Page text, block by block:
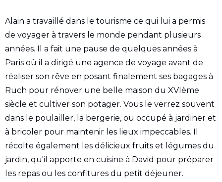
Alain a travaillé dans le tourisme ce qui lui a permis
de voyager à travers le monde pendant plusieurs
années. Il a fait une pause de quelques années à
Paris où il a dirigé une agence de voyage avant de
réaliser son rêve en posant finalement ses bagages à
Ruch pour rénover une belle maison du XVIème
siècle et cultiver son potager. Vous le verrez souvent
dans le poulailler, la bergerie, ou occupé à jardiner et
à bricoler pour maintenir les lieux impeccables. Il
récolte également les délicieux fruits et légumes du
jardin, qu'il apporte en cuisine à David pour préparer
les repas ou les confitures du petit déjeuner.